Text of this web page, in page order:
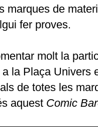
marques de
fer proves.
molt la
la Plaça Univers
de totes les
aquest Comic